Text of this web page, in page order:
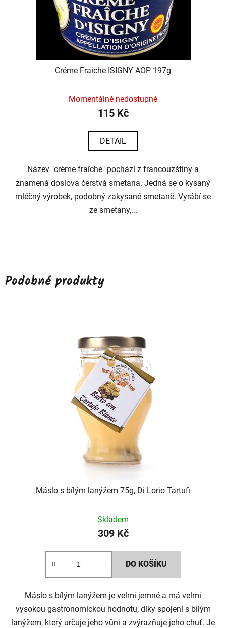
Créme Fraiche ISIGNY AOP 197g
Momentálně nedostupné
115 Kč
DETAIL
Název "crème fraîche" pochází z francouzštiny a
znamená doslova čerstvá smetana. Jedná se o kysaný
mléčný výrobek, podobný zakysané smetaně. Vyrábí se
ze smetany,...
Podobné produkty
Máslo s bílým lanýžem 75g, Di Lorio Tartufi
Skladem
309 Kč
DO KOŠÍKU
Máslo s bílým lanýžem je velmi jemné a má velmi
vysokou gastronomickou hodnotu, díky spojení s bílým
lanýžem, který určuje jeho vůni a zvýrazňuje jeho chuť. Je